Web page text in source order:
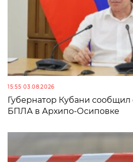
15:55 03.08.2026
Губернатор Кубани сообщил
БПЛА в Архипо-Осиповке